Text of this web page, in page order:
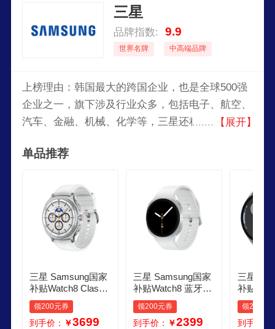
三星
品牌指数: 9.9
世界名牌 中高端品牌
上榜理由：韩国最大的跨国企业，也是全球500强
企业之一，旗下涉及行业众多，包括电子、航空、
汽车、金融、机械、化学等，三星还积极投资研
量的专利，三星电子在多个国家和地区设有研发中
【展开】
单品推荐
三星 Samsung国家
补贴Watch8 Classic
eSIM通话智能手表
运动手表适配三星
三折叠 46mm 星系
领200元券
到手价： ￥3699
三星 Samsung国家
补贴Watch8 蓝牙通
话智能手表运动手
表电话手表适配三
星三折叠 44mm 星
领200元券
到手价： ￥2399
三星
补贴
表eSIM
表适配
4mm幻
领200元
到手价：